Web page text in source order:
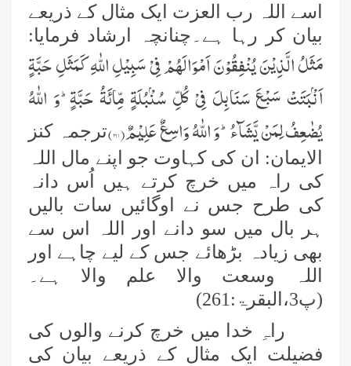
اسے اللہ رب العزت ایک مثال کے ذریعے
بیان کر رہا ہے۔چنانچہ ارشاد فرمایا:
مَثَلُ الَّذِیْنَ یُنْفِقُوْنَ اَمْوَالَهُمْ فِیْ سَبِیْلِ اللّٰهِ كَمَثَلِ حَبَّةٍ
اَنْۢبَتَتْ سَبْعَ سَنَابِلَ فِیْ كُلِّ سُنْۢبُلَةٍ مِّائَةُ حَبَّةٍؕ-وَ اللّٰهُ
یُضٰعِفُ لِمَنْ یَّشَآءُؕ-وَ اللّٰهُ وَاسِعٌ عَلِیْمٌ(۲۶۱)ترجمہ کنز
الایمان: ان کی کہاوت جو اپنے مال اللہ
کی راہ میں خرچ کرتے ہیں اُس دانہ
کی طرح جس نے اوگائیں سات بالیں
ہر بال میں سو دانے اور اللہ اس سے
بھی زیادہ بڑھائے جس کے لیے چاہے اور
اللہ وسعت والا علم والا ہے۔
(پ3،البقرۃ:261
)
راہِ خدا میں خرچ کرنے والوں کی
فضیلت ایک مثال کے ذریعے بیان کی